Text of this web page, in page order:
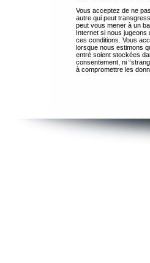
Vous acceptez de ne
autre qui peut
peut vous mener à un
Internet si nous jugeons
ces conditions. Vous
lorsque nous estimons
entré soient stockées
consentement, ni
à compromettre les